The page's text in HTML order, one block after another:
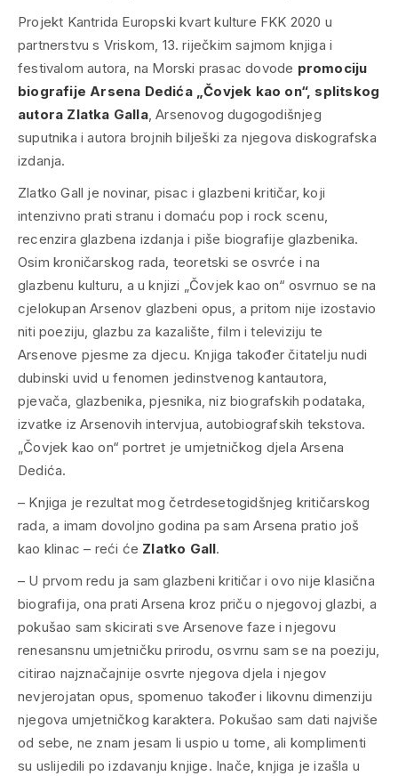
Projekt Kantrida Europski kvart kulture FKK 2020 u
partnerstvu s Vriskom, 13. riječkim sajmom knjiga i
festivalom autora, na Morski prasac dovode promociju
biografije Arsena Dedića „Čovjek kao on“, splitskog
autora Zlatka Galla, Arsenovog dugogodišnjeg
suputnika i autora brojnih bilješki za njegova diskografska
izdanja.
Zlatko Gall je novinar, pisac i glazbeni kritičar, koji
intenzivno prati stranu i domaću pop i rock scenu,
recenzira glazbena izdanja i piše biografije glazbenika.
Osim kroničarskog rada, teoretski se osvrće i na
glazbenu kulturu, a u knjizi „Čovjek kao on“ osvrnuo se na
cjelokupan Arsenov glazbeni opus, a pritom nije izostavio
niti poeziju, glazbu za kazalište, film i televiziju te
Arsenove pjesme za djecu. Knjiga također čitatelju nudi
dubinski uvid u fenomen jedinstvenog kantautora,
pjevača, glazbenika, pjesnika, niz biografskih podataka,
izvatke iz Arsenovih intervjua, autobiografskih tekstova.
„Čovjek kao on“ portret je umjetničkog djela Arsena
Dedića.
– Knjiga je rezultat mog četrdesetogidšnjeg kritičarskog
rada, a imam dovoljno godina pa sam Arsena pratio još
kao klinac – reći će Zlatko Gall.
– U prvom redu ja sam glazbeni kritičar i ovo nije klasična
biografija, ona prati Arsena kroz priču o njegovoj glazbi, a
pokušao sam skicirati sve Arsenove faze i njegovu
renesansnu umjetničku prirodu, osvrnu sam se na poeziju,
citirao najznačajnije osvrte njegova djela i njegov
nevjerojatan opus, spomenuo također i likovnu dimenziju
njegova umjetničkog karaktera. Pokušao sam dati najviše
od sebe, ne znam jesam li uspio u tome, ali komplimenti
su uslijedili po izdavanju knjige. Inače, knjiga je izašla u